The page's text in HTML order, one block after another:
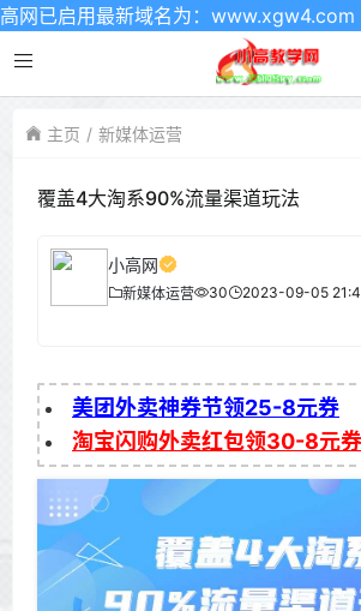
已启用最新域名为：www.xgw4.com 记
主页 新媒体运营
覆盖4大淘系90%流量渠道玩法
小高网
新媒体运营 30 2023-09-05
美团外卖神券节领25-8元券
淘宝闪购外卖红包领30-8元券